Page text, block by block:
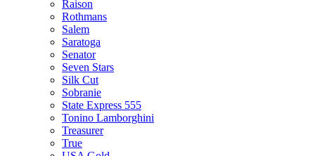
Raison
Rothmans
Salem
Saratoga
Senator
Seven Stars
Silk Cut
Sobranie
State Express 555
Tonino Lamborghini
Treasurer
True